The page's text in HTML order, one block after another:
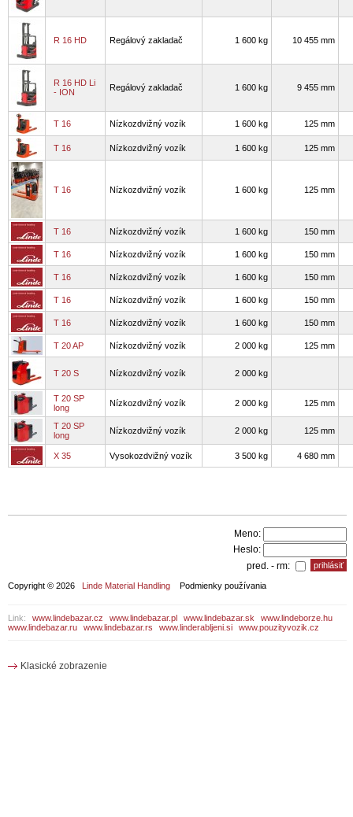
R 16 HD Regálový zakladač 1 600 kg 10 455 mm
R 16 HD Li
- ION
Regálový zakladač 1 600 kg 9 455 mm
T 16 Nízkozdvižný vozík 1 600 kg 125 mm
T 16 Nízkozdvižný vozík 1 600 kg 125 mm
T 16 Nízkozdvižný vozík 1 600 kg 125 mm
T 16 Nízkozdvižný vozík 1 600 kg 150 mm
T 16 Nízkozdvižný vozík 1 600 kg 150 mm
T 16 Nízkozdvižný vozík 1 600 kg 150 mm
T 16 Nízkozdvižný vozík 1 600 kg 150 mm
T 16 Nízkozdvižný vozík 1 600 kg 150 mm
T 20 AP Nízkozdvižný vozík 2 000 kg 125 mm
T 20 S Nízkozdvižný vozík 2 000 kg
T 20 SP
long
Nízkozdvižný vozík 2 000 kg 125 mm
T 20 SP
long
Nízkozdvižný vozík 2 000 kg 125 mm
X 35 Vysokozdvižný vozík 3 500 kg 4 680 mm
Meno:
Heslo:
pred. - rm:
Copyright © 2026 Linde Material Handling Podmienky používania
Link: www.lindebazar.cz www.lindebazar.pl www.lindebazar.sk
www.lindeborze.hu
www.lindebazar.ru
www.lindebazar.rs www.linderabljeni.si www.pouzityvozik.cz